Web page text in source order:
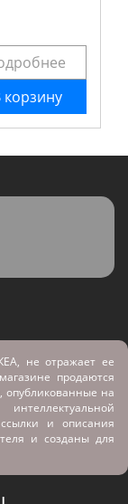
корзину
не отражает ее
продаются
опубликованные на
и описания
и созданы для